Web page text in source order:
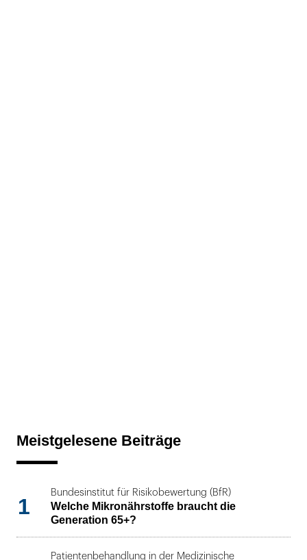
Meistgelesene Beiträge
1
Bundesinstitut für Risikobewertung (BfR)
Welche Mikronährstoffe braucht die
Generation 65+?
Patientenbehandlung in der Medizinische